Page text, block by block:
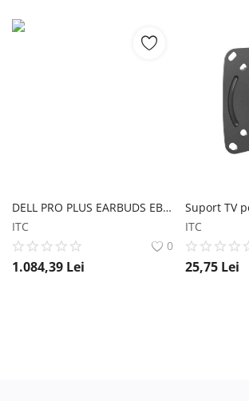
DELL PRO PLUS EARBUDS EB525 DELL PRO PLUS EARBUDS EB525 Dell
ITC
0
1.084,39 Lei
ITC
25,75 Lei